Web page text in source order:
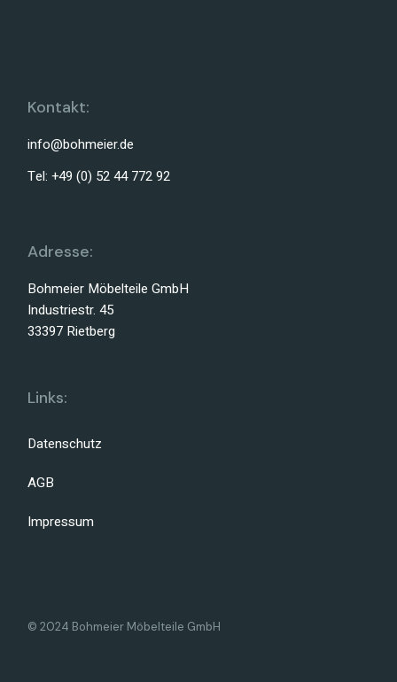
Kontakt:
info@bohmeier.de
Tel: +49 (0) 52 44 772 92
Adresse:
Bohmeier Möbelteile GmbH
Industriestr. 45
33397 Rietberg
Links:
Datenschutz
AGB
Impressum
© 2024 Bohmeier Möbelteile GmbH